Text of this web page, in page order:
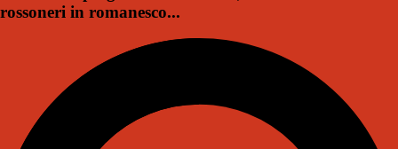
rossoneri in romanesco...